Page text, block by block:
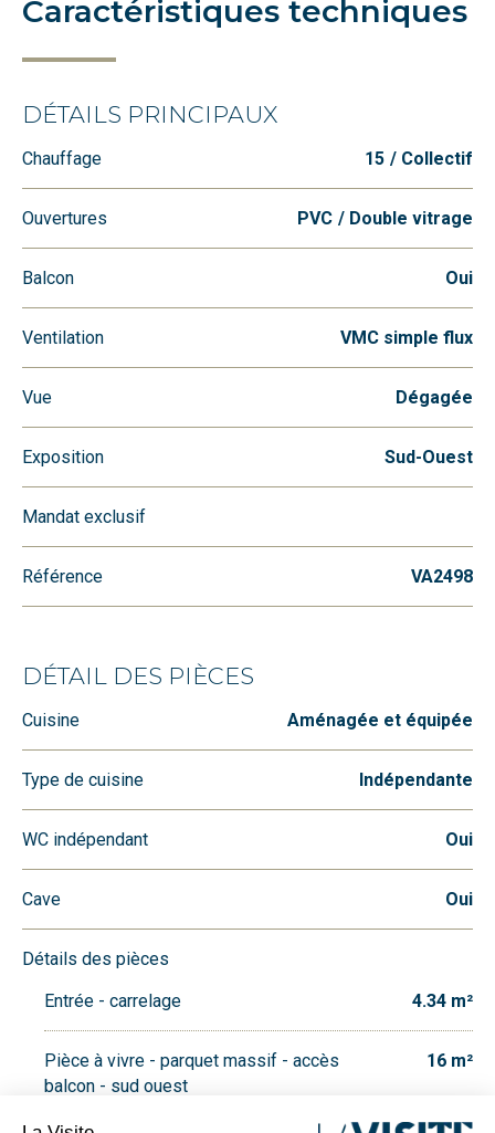
Caractéristiques techniques
DÉTAILS PRINCIPAUX
Chauffage 15 Collectif
Ouvertures PVC Double vitrage
Balcon Oui
Ventilation VMC simple flux
Vue Dégagée
Exposition Sud-Ouest
Mandat exclusif
Référence VA2498
DÉTAIL DES PIÈCES
Cuisine Aménagée et équipée
Type de cuisine Indépendante
WC indépendant Oui
Cave Oui
Détails des pièces
Entrée - carrelage
4.34 m²
Pièce à vivre - parquet massif - accès
balcon - sud ouest
16 m²